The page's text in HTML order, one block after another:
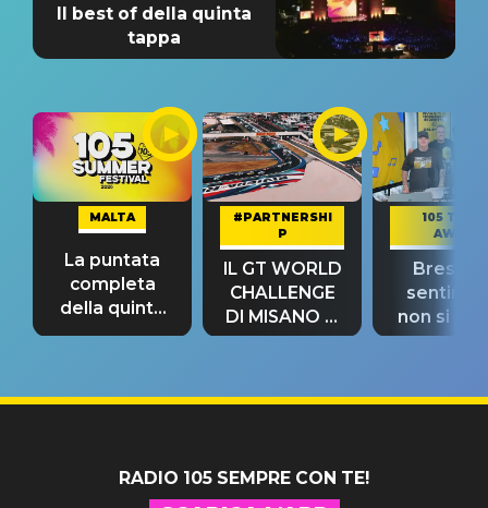
Il best of della quinta
tappa
MALTA
La puntata
completa
della quinta
tappa
#PARTNERSHI
P
IL GT WORLD
CHALLENGE
DI MISANO si
riconferma
105 TAKE
AWAY
Bresh:
non si
fino alla
RADIO 105 SEMPRE CON TE!